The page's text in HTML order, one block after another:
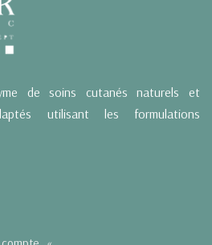
de soins cutanés naturels et
utilisant les formulations